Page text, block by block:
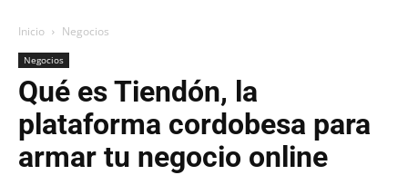
Inicio Negocios
Negocios
Qué es Tiendón, la
plataforma cordobesa para
armar tu negocio online